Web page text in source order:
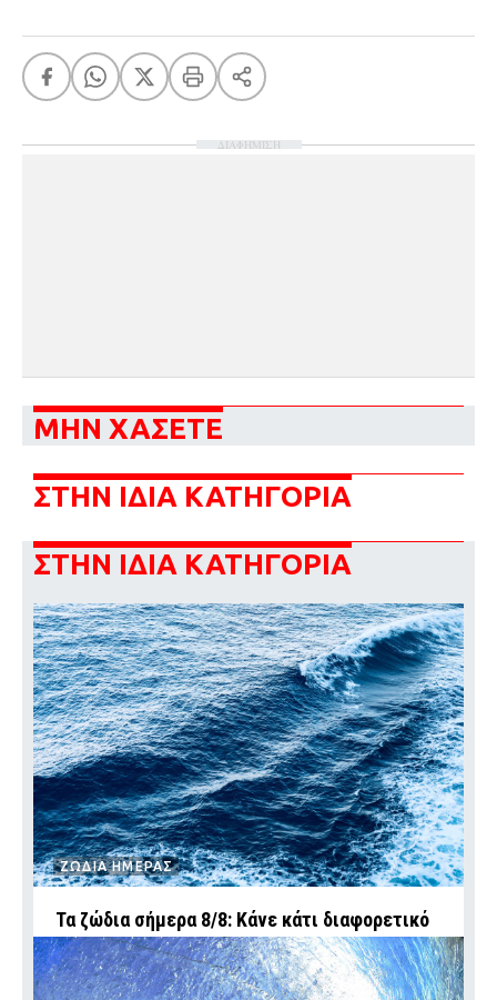
ΔΙΑΦΗΜΙΣΗ
ΜΗΝ ΧΑΣΕΤΕ
ΣΤΗΝ ΙΔΙΑ ΚΑΤΗΓΟΡΙΑ
ΣΤΗΝ ΙΔΙΑ ΚΑΤΗΓΟΡΙΑ
ΖΩΔΙΑ ΗΜΕΡΑΣ
Τα ζώδια σήμερα 8/8: Κάνε κάτι διαφορετικό